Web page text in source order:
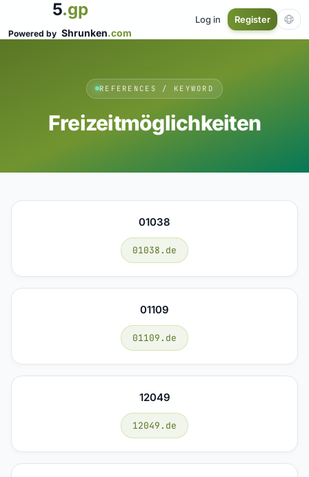
5.gp
Powered by Shrunken.com
Log in Register
REFERENCES / KEYWORD
Freizeitmöglichkeiten
01038
01038.de
01109
01109.de
12049
12049.de